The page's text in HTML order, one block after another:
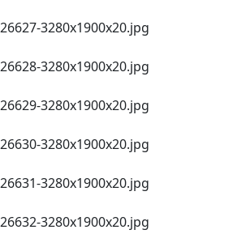
26627-3280х1900х20.jpg
26628-3280х1900х20.jpg
26629-3280х1900х20.jpg
26630-3280х1900х20.jpg
26631-3280х1900х20.jpg
26632-3280х1900х20.jpg